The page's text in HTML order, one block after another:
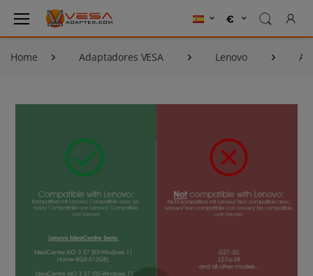
Home Adaptadores VESA Lenovo